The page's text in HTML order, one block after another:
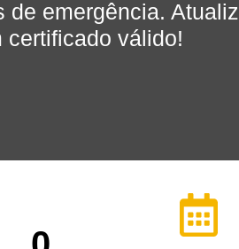
emergência.
certificado válido!